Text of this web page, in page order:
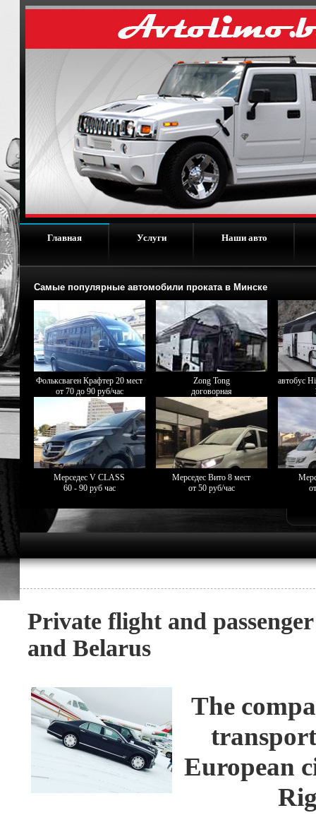
Главная Услуги Наши авто
Самые популярные автомобили проката в Минске
Фольксваген Крафтер 20 мест
от 70 до 90 руб/час
Zong Tong
договорная
автобус
Мерседес V CLASS
60 - 90 руб час
Мерседес Вито 8 мест
от 50 руб/час
Private flight and
and Belarus
The
European